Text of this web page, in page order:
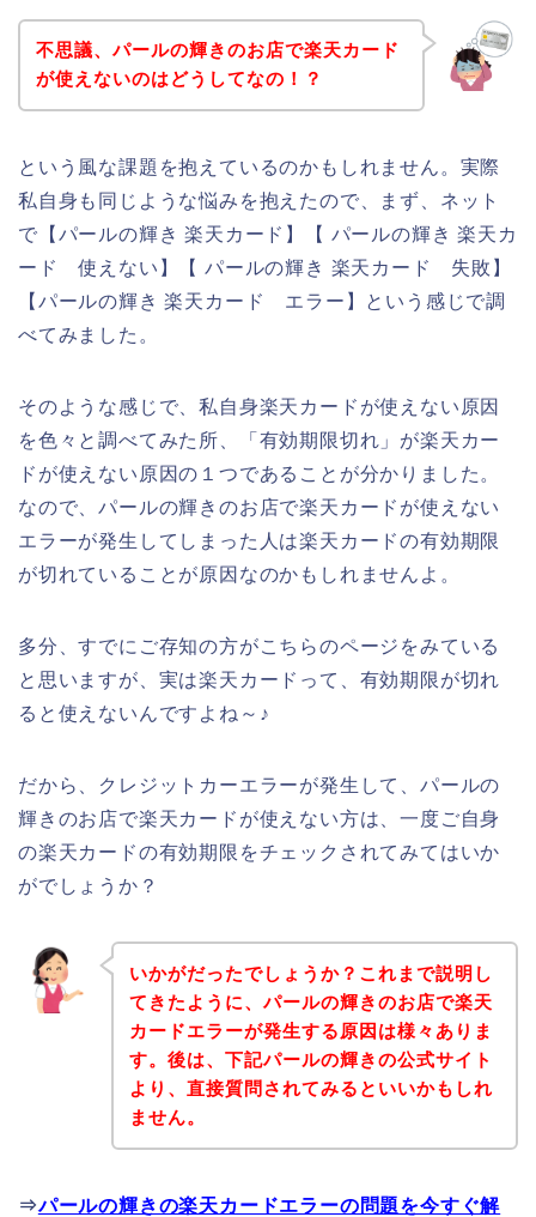
不思議、パールの輝きのお店で楽天カード
が使えないのはどうしてなの！？
という風な課題を抱えているのかもしれません。実際
私自身も同じような悩みを抱えたので、まず、ネット
で【パールの輝き 楽天カード】【 パールの輝き 楽天カ
ード 使えない】【 パールの輝き 楽天カード 失敗】
【パールの輝き 楽天カード エラー】という感じで調
べてみました。
そのような感じで、私自身楽天カードが使えない原因
を色々と調べてみた所、「有効期限切れ」が楽天カー
ドが使えない原因の１つであることが分かりました。
なので、パールの輝きのお店で楽天カードが使えない
エラーが発生してしまった人は楽天カードの有効期限
が切れていることが原因なのかもしれませんよ。
多分、すでにご存知の方がこちらのページをみている
と思いますが、実は楽天カードって、有効期限が切れ
ると使えないんですよね～♪
だから、クレジットカーエラーが発生して、パールの
輝きのお店で楽天カードが使えない方は、一度ご自身
の楽天カードの有効期限をチェックされてみてはいか
がでしょうか？
いかがだったでしょうか？これまで説明し
てきたように、パールの輝きのお店で楽天
カードエラーが発生する原因は様々ありま
す。後は、下記パールの輝きの公式サイト
より、直接質問されてみるといいかもしれ
ません。
⇒パールの輝きの楽天カードエラーの問題を今すぐ解